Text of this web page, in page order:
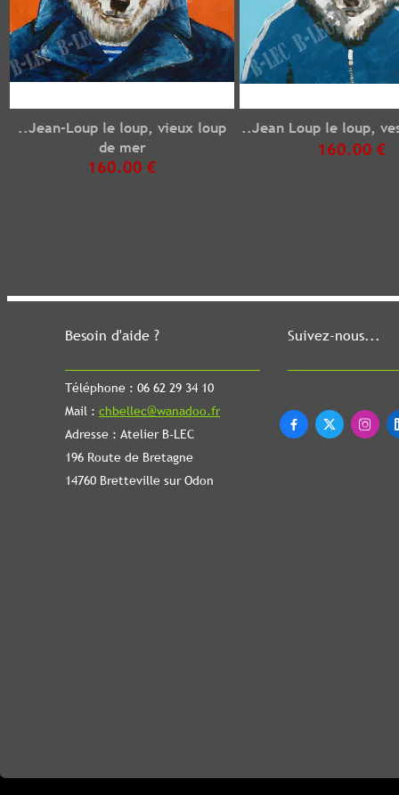
Besoin d'aide ?
Téléphone : 06 62 29 34 10
Mail : chbellec@wanadoo.fr
Adresse : Atelier B-LEC
196 Route de Bretagne
14760 Bretteville sur Odon
Suivez-nous...
  
..Jean-Loup le loup, vieux loup
de mer
160.00 €
..Jean Loup le loup,
160.00 €